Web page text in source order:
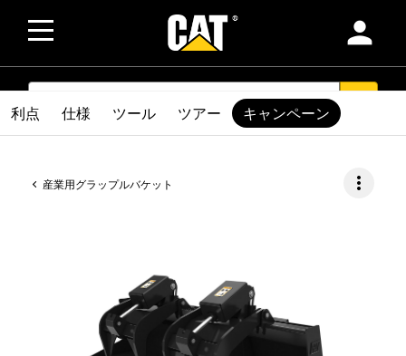
person
SEARCH
産業用グラップルバケット more_vert
利点 仕様 ツール ツアー キャンペーン